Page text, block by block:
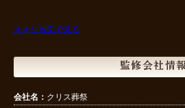
大きな地図で見る
監修会社情報
会社名： クリス葬祭